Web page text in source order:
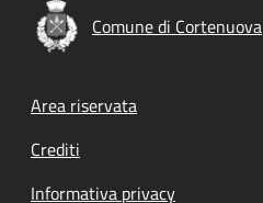
Comune di Cortenuova
Footer menu
Area riservata
Crediti
Informativa privacy